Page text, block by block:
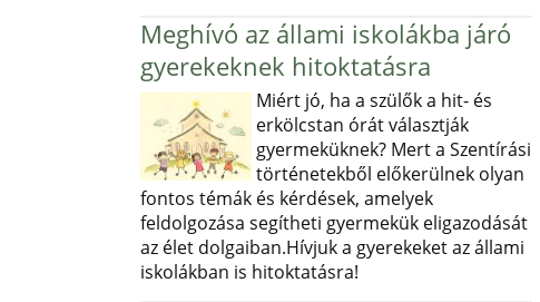
Meghívó az állami iskolákba járó
gyerekeknek hitoktatásra
Miért jó, ha a szülők a hit- és
erkölcstan órát választják
gyermeküknek? Mert a Szentírási
történetekből előkerülnek olyan
fontos témák és kérdések, amelyek
feldolgozása segítheti gyermekük eligazodását
az élet dolgaiban.Hívjuk a gyerekeket az állami
iskolákban is hitoktatásra!